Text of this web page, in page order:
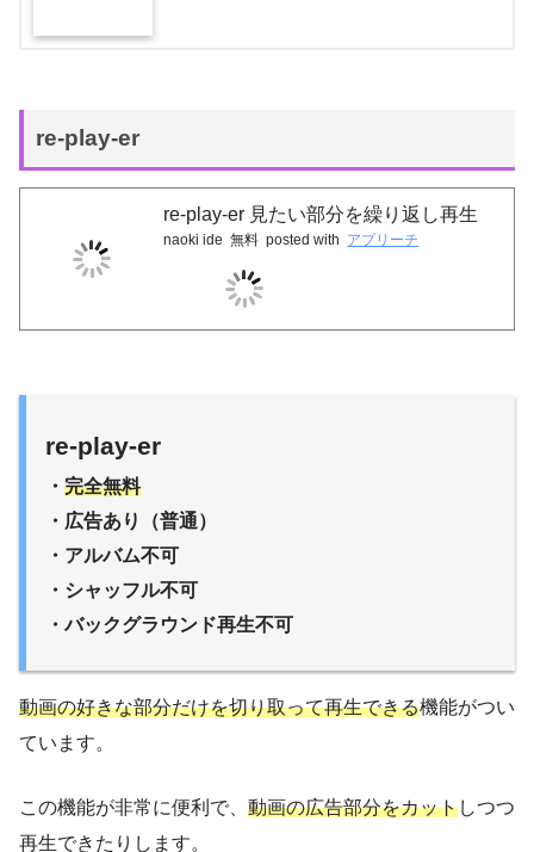
re-play-er
re-play-er 見たい部分を繰り返し再生
naoki ide 無料 posted with アプリーチ
re-play-er
・ 完全無料
・広告あり（普通）
・アルバム不可
・シャッフル不可
・バックグラウンド再生不可
動画の好きな部分だけを切り取って再生できる機能がつい
ています。
この機能が非常に便利で、 動画の広告部分をカットしつつ
再生できたりします。